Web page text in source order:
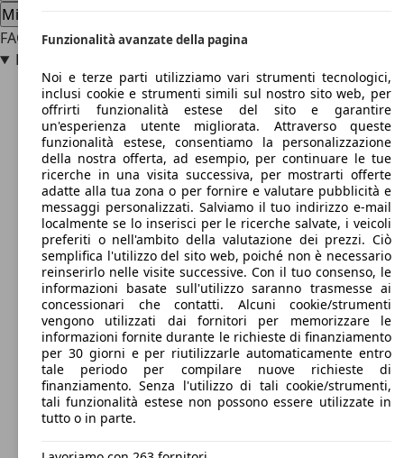
Mitsubishi L300 offerte concessionario
FAQ
Dove viene venduta la Mitsubishi L300?
Funzionalità avanzate della pagina
Noi e terze parti utilizziamo vari strumenti tecnologici,
inclusi cookie e strumenti simili sul nostro sito web, per
offrirti funzionalità estese del sito e garantire
un'esperienza utente migliorata. Attraverso queste
funzionalità estese, consentiamo la personalizzazione
della nostra offerta, ad esempio, per continuare le tue
ricerche in una visita successiva, per mostrarti offerte
adatte alla tua zona o per fornire e valutare pubblicità e
messaggi personalizzati. Salviamo il tuo indirizzo e-mail
localmente se lo inserisci per le ricerche salvate, i veicoli
preferiti o nell'ambito della valutazione dei prezzi. Ciò
semplifica l'utilizzo del sito web, poiché non è necessario
reinserirlo nelle visite successive. Con il tuo consenso, le
informazioni basate sull'utilizzo saranno trasmesse ai
concessionari che contatti. Alcuni cookie/strumenti
vengono utilizzati dai fornitori per memorizzare le
informazioni fornite durante le richieste di finanziamento
per 30 giorni e per riutilizzarle automaticamente entro
tale periodo per compilare nuove richieste di
finanziamento. Senza l'utilizzo di tali cookie/strumenti,
tali funzionalità estese non possono essere utilizzate in
tutto o in parte.